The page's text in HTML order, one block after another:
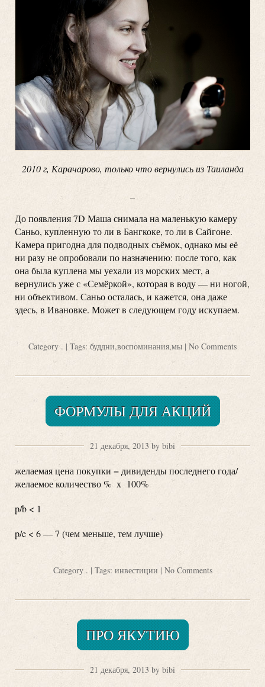
2010 г, Карачарово, только что вернулись из Таиланда
До появления 7D Маша снимала на маленькую камеру
Саньо, купленную то ли в Бангкоке, то ли в Сайгоне.
Камера пригодна для подводных съёмок, однако мы её
ни разу не опробовали по назначению: после того, как
она была куплена мы уехали из морских мест, а
вернулись уже с «Семёркой», которая в воду — ни ногой,
ни объективом. Саньо осталась, и кажется, она даже
здесь, в Ивановке. Может в следующем году искупаем.
Category. | Tags: буддни,воспоминания,мы | No Comments
ФОРМУЛЫ ДЛЯ АКЦИЙ
21 декабря, 2013 by bibi
желаемая цена покупки = дивиденды последнего года/
желаемое количество % х 100%
p/b < 1
p/e < 6 — 7 (чем меньше, тем лучше)
Category . | Tags: инвестиции | No Comments
ПРО ЯКУТИЮ
21 декабря, 2013 by bibi